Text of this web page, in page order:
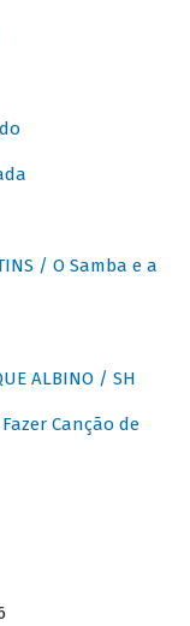
/ O Samba e a
ALBINO / SH
Fazer Canção de